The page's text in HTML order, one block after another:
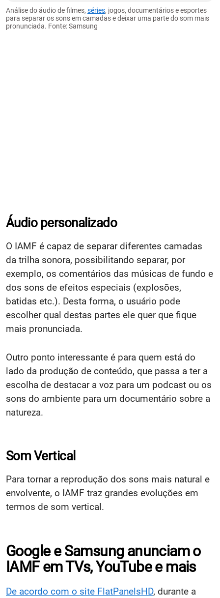
Análise do áudio de filmes, séries, jogos, documentários e esportes
para separar os sons em camadas e deixar uma parte do som mais
pronunciada. Fonte: Samsung
Áudio personalizado
O IAMF é capaz de separar diferentes camadas
da trilha sonora, possibilitando separar, por
exemplo, os comentários das músicas de fundo e
dos sons de efeitos especiais (explosões,
batidas etc.). Desta forma, o usuário pode
escolher qual destas partes ele quer que fique
mais pronunciada.
Outro ponto interessante é para quem está do
lado da produção de conteúdo, que passa a ter a
escolha de destacar a voz para um podcast ou os
sons do ambiente para um documentário sobre a
natureza.
Som Vertical
Para tornar a reprodução dos sons mais natural e
envolvente, o IAMF traz grandes evoluções em
termos de som vertical.
Google e Samsung anunciam o
IAMF em TVs, YouTube e mais
De acordo com o site FlatPanelsHD, durante a